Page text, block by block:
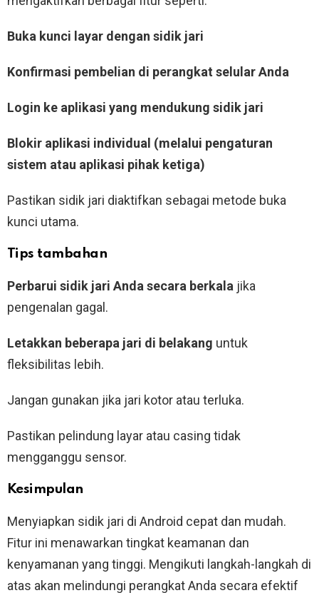
Buka kunci layar dengan sidik jari
Konfirmasi pembelian di perangkat selular Anda
Login ke aplikasi yang mendukung sidik jari
Blokir aplikasi individual (melalui pengaturan
sistem atau aplikasi pihak ketiga)
Pastikan sidik jari diaktifkan sebagai metode buka
kunci utama.
Tips tambahan
Perbarui sidik jari Anda secara berkala jika
pengenalan gagal.
Letakkan beberapa jari di belakang untuk
fleksibilitas lebih.
Jangan gunakan jika jari kotor atau terluka.
Pastikan pelindung layar atau casing tidak
mengganggu sensor.
Kesimpulan
Menyiapkan sidik jari di Android cepat dan mudah.
Fitur ini menawarkan tingkat keamanan dan
kenyamanan yang tinggi. Mengikuti langkah-langkah di
atas akan melindungi perangkat Anda secara efektif